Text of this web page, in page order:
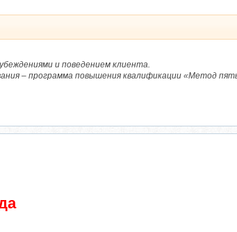
и поведением клиента.
– программа повышения квалификации «Метод